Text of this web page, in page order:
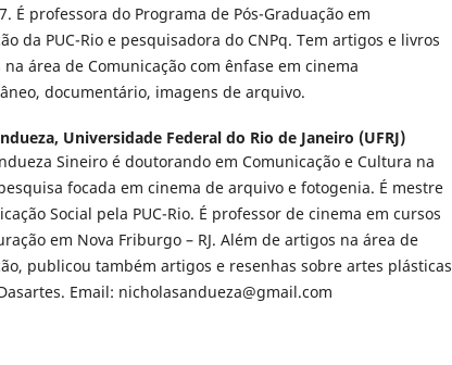
É professora do Programa de Pós-Graduação em
da PUC-Rio e pesquisadora do CNPq. Tem artigos e livros
área de Comunicação com ênfase em cinema
documentário, imagens de arquivo.
Universidade Federal do Rio de Janeiro (UFRJ)
Sineiro é doutorando em Comunicação e Cultura na
pesquisa focada em cinema de arquivo e fotogenia. É mestre
Social pela PUC-Rio. É professor de cinema em cursos
em Nova Friburgo – RJ. Além de artigos na área de
publicou também artigos e resenhas sobre artes plásticas
Email: nicholasandueza@gmail.com